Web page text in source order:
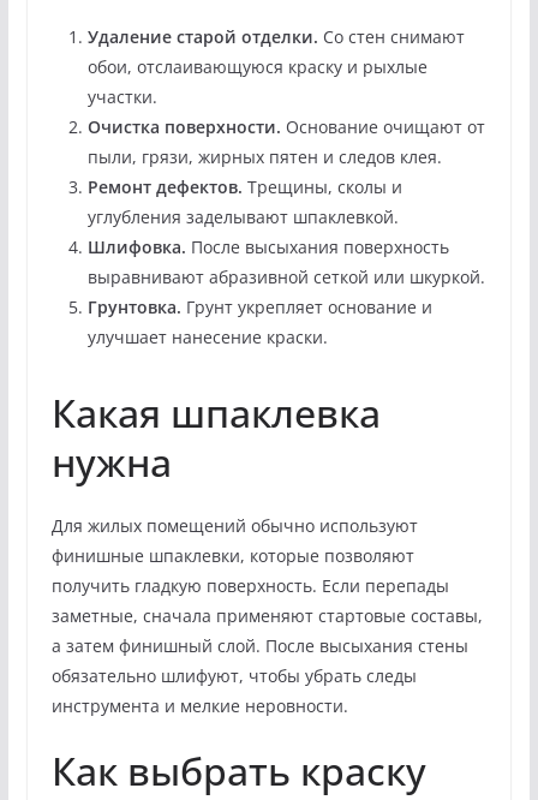
Удаление старой отделки. Со стен снимают
обои, отслаивающуюся краску и рыхлые
участки.
Очистка поверхности. Основание очищают от
пыли, грязи, жирных пятен и следов клея.
Ремонт дефектов. Трещины, сколы и
углубления заделывают шпаклевкой.
Шлифовка. После высыхания поверхность
выравнивают абразивной сеткой или шкуркой.
Грунтовка. Грунт укрепляет основание и
улучшает нанесение краски.
Какая шпаклевка
нужна
Для жилых помещений обычно используют
финишные шпаклевки, которые позволяют
получить гладкую поверхность. Если перепады
заметные, сначала применяют стартовые составы,
а затем финишный слой. После высыхания стены
обязательно шлифуют, чтобы убрать следы
инструмента и мелкие неровности.
Как выбрать краску